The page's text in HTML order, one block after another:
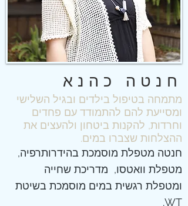
חנטה כהנא
מתמחה בטיפול בילדים ובגיל השלישי
ומסייעת להם להתמודד עם פחדים
וחרדות, להקנות ביטחון ולהעצים את
ההצלחות שצברו במים.
חנטה מטפלת מוסמכת בהידרותרפיה,
מטפלת וואטסו, מדריכת שחייה
ומטפלת רגשית במים מוסמכת בשיטת
WT
.